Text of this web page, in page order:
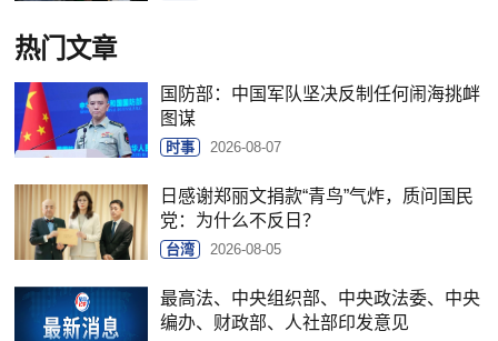
热门文章
国防部：中国军队坚决反制任何闹海挑衅
图谋
时事 2026-08-07
日感谢郑丽文捐款“青鸟”气炸，质问国民
党：为什么不反日？
台湾 2026-08-05
最高法、中央组织部、中央政法委、中央
编办、财政部、人社部印发意见